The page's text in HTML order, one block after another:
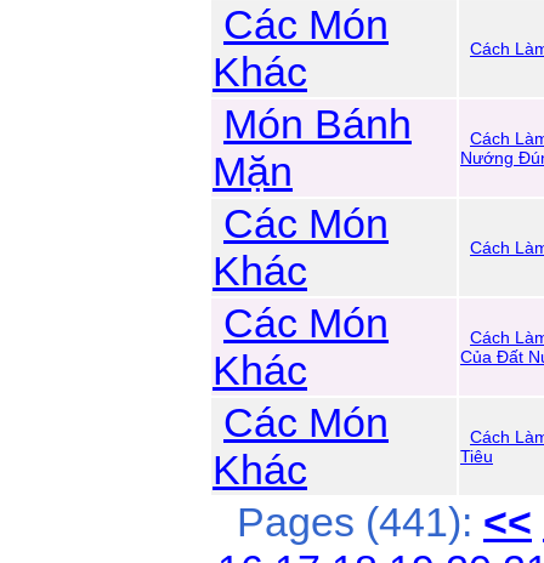
Các Món
Khác
Cách
Món Bánh
Mặn
Cách
Nướng
Các Món
Khác
Cách
Các Món
Khác
Cách
Của Đất
Các Món
Khác
Cách
Tiêu
Pages (441): <<